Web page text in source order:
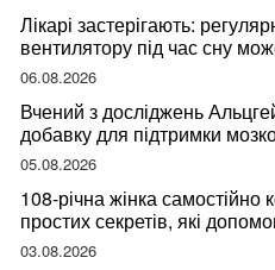
Лікарі застерігають:
вентилятору під час сну
ваше здоров’я
06.08.2026
Вчений з досліджень
добавку для підтримки
05.08.2026
108-річна жінка самостійно
простих секретів, які
03.08.2026